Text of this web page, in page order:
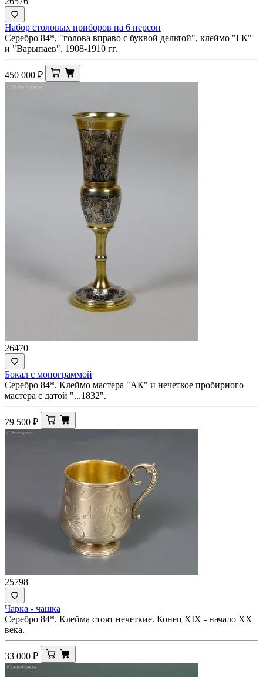
Набор столовых приборов на 6 персон
Серебро 84*, "голова вправо с буквой дельтой", клеймо "ГК"
и "Варыпаев". 1908-1910 гг.
450 000 ₽
26470
Бокал с монограммой
Серебро 84*. Клеймо мастера "АК" и нечеткое пробирного
мастера с датой "...1832".
79 500 ₽
25798
Чарка - чашка
Серебро 84*. Клейма стоят нечеткие. Конец XIX - начало ХХ
века.
33 000 ₽